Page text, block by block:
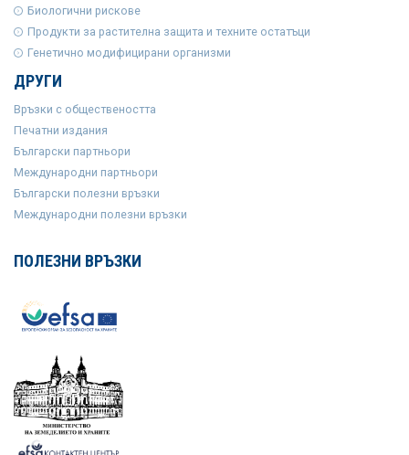
Биологични рискове
Продукти за растителна защита и техните остатъци
Генетично модифицирани организми
ДРУГИ
Връзки с обществеността
Печатни издания
Български партньори
Международни партньори
Български полезни връзки
Международни полезни връзки
ПОЛЕЗНИ ВРЪЗКИ